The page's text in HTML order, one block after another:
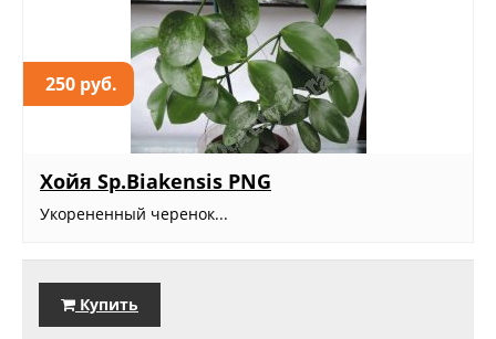
250 руб.
Хойя Sp.Biakensis PNG
Укорененный черенок...
Купить